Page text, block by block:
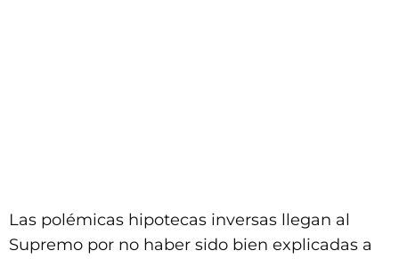
Las polémicas hipotecas inversas llegan al
Supremo por no haber sido bien explicadas a